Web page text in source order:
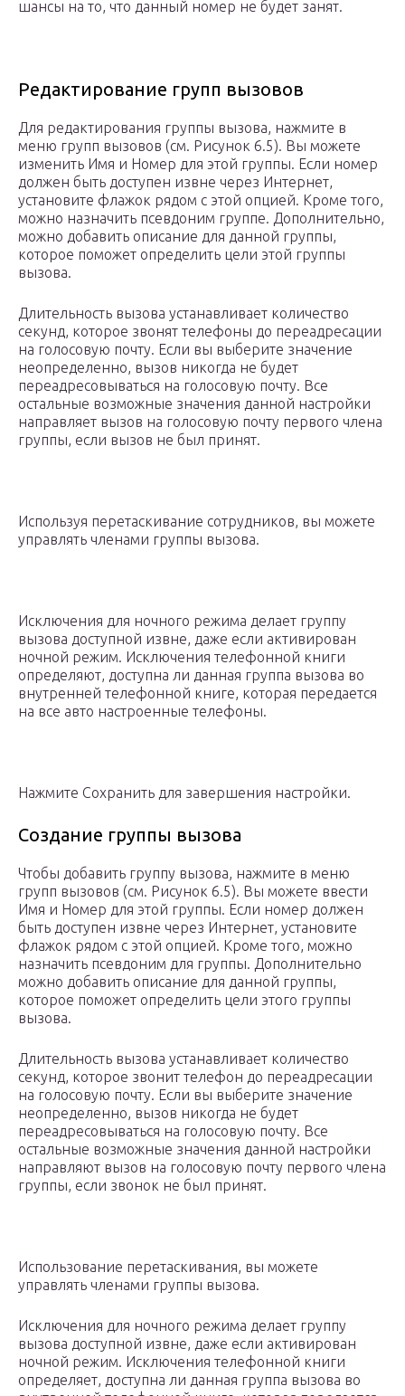
шансы на то, что данный номер не будет занят.
Редактирование групп вызовов
Для редактирования группы вызова, нажмите в
меню групп вызовов (см. Рисунок 6.5). Вы можете
изменить Имя и Номер для этой группы. Если номер
должен быть доступен извне через Интернет,
установите флажок рядом с этой опцией. Кроме того,
можно назначить псевдоним группе. Дополнительно,
можно добавить описание для данной группы,
которое поможет определить цели этой группы
вызова.
Длительность вызова устанавливает количество
секунд, которое звонят телефоны до переадресации
на голосовую почту. Если вы выберите значение
неопределенно, вызов никогда не будет
переадресовываться на голосовую почту. Все
остальные возможные значения данной настройки
направляет вызов на голосовую почту первого члена
группы, если вызов не был принят.
Используя перетаскивание сотрудников, вы можете
управлять членами группы вызова.
Исключения для ночного режима делает группу
вызова доступной извне, даже если активирован
ночной режим. Исключения телефонной книги
определяют, доступна ли данная группа вызова во
внутренней телефонной книге, которая передается
на все авто настроенные телефоны.
Нажмите Сохранить для завершения настройки.
Создание группы вызова
Чтобы добавить группу вызова, нажмите в меню
групп вызовов (см. Рисунок 6.5). Вы можете ввести
Имя и Номер для этой группы. Если номер должен
быть доступен извне через Интернет, установите
флажок рядом с этой опцией. Кроме того, можно
назначить псевдоним для группы. Дополнительно
можно добавить описание для данной группы,
которое поможет определить цели этого группы
вызова.
Длительность вызова устанавливает количество
секунд, которое звонит телефон до переадресации
на голосовую почту. Если вы выберите значение
неопределенно, вызов никогда не будет
переадресовываться на голосовую почту. Все
остальные возможные значения данной настройки
направляют вызов на голосовую почту первого члена
группы, если звонок не был принят.
Использование перетаскивания, вы можете
управлять членами группы вызова.
Исключения для ночного режима делает группу
вызова доступной извне, даже если активирован
ночной режим. Исключения телефонной книги
определяет, доступна ли данная группа вызова во